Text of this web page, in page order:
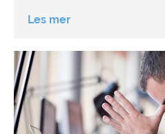
Les mer